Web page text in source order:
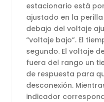
estacionario está
ajustado en la
debajo del voltaje
“voltaje bajo”. El
segundo. El voltaje
fuera del rango un
de respuesta para
desconexión.
indicador